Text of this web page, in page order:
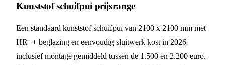
Kunststof schuifpui prijsrange
Een standaard kunststof schuifpui van 2100 x 2100 mm met
HR++ beglazing en eenvoudig sluitwerk kost in 2026
inclusief montage gemiddeld tussen de 1.500 en 2.200 euro.